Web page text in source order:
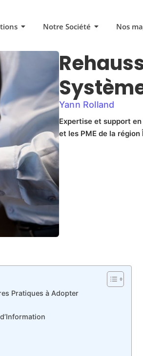
Notre Société Nos
Yann Rolland
Expertise et support
et les PME de la région
Pratiques à Adopter